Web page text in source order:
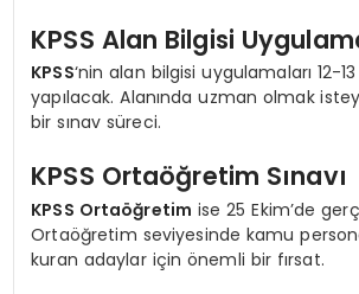
KPSS Alan Bilgisi
KPSS‘nin alan bilgisi uygulamaları 12-
yapılacak. Alanında uzman olmak
bir sınav süreci.
KPSS Ortaöğretim Sınavı
KPSS Ortaöğretim ise 25 Ekim’de
Ortaöğretim seviyesinde kamu
kuran adaylar için önemli bir fırsat.